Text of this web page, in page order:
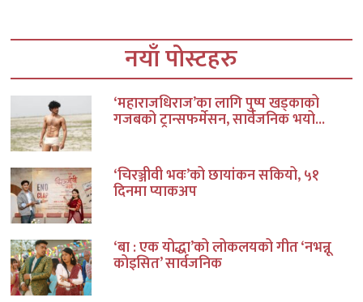
नयाँ पोस्टहरु
‘महाराजधिराज’का लागि पुष्प खड्काको
गजबको ट्रान्सफर्मेसन, सार्वजनिक भयो...
‘चिरञ्जीवी भवः’को छायांकन सकियो, ५१
दिनमा प्याकअप
‘बा : एक योद्धा’को लोकलयको गीत ‘नभन्नू
कोइसित’ सार्वजनिक